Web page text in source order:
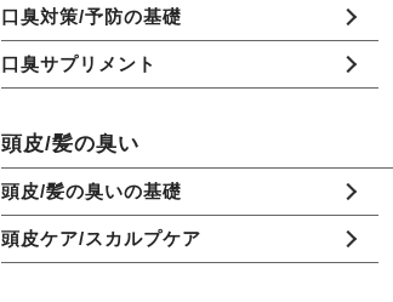
口臭対策/予防の基礎
口臭サプリメント
頭皮/髪の臭い
頭皮/髪の臭いの基礎
頭皮ケア/スカルプケア